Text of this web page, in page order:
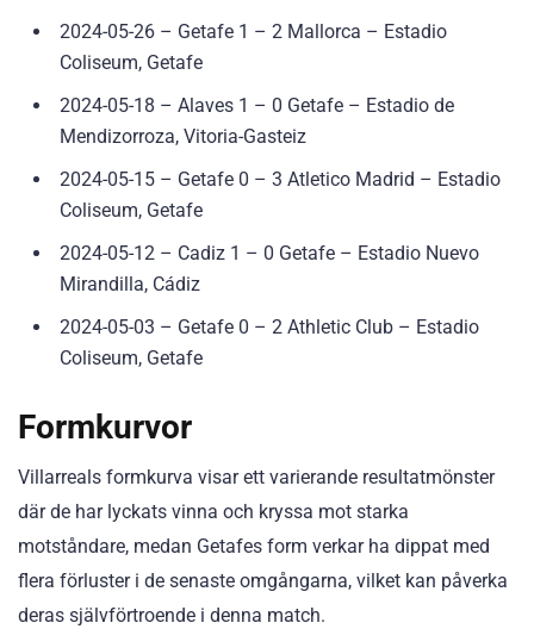
2024-05-26 – Getafe 1 – 2 Mallorca – Estadio
Coliseum, Getafe
2024-05-18 – Alaves 1 – 0 Getafe – Estadio de
Mendizorroza, Vitoria-Gasteiz
2024-05-15 – Getafe 0 – 3 Atletico Madrid – Estadio
Coliseum, Getafe
2024-05-12 – Cadiz 1 – 0 Getafe – Estadio Nuevo
Mirandilla, Cádiz
2024-05-03 – Getafe 0 – 2 Athletic Club – Estadio
Coliseum, Getafe
Formkurvor
Villarreals formkurva visar ett varierande resultatmönster
där de har lyckats vinna och kryssa mot starka
motståndare, medan Getafes form verkar ha dippat med
flera förluster i de senaste omgångarna, vilket kan påverka
deras självförtroende i denna match.